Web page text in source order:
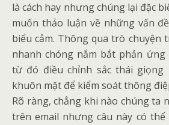
là cách hay nhưng chúng lại đặc
muốn thảo luận về những vấn
biểu cảm. Thông qua trò chuyện
nhanh chóng nắm bắt phản
từ đó điều chỉnh sắc thái giọng
khuôn mặt để kiểm soát thông
Rõ ràng, chẳng khi nào chúng ta
trên email nhưng câu này có